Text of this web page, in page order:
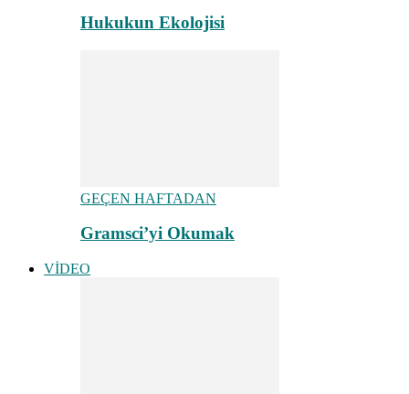
Hukukun Ekolojisi
GEÇEN HAFTADAN
Gramsci’yi Okumak
VİDEO